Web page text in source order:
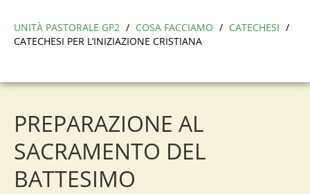
UNITÀ PASTORALE GP2 / COSA FACCIAMO / CATECHESI /
CATECHESI PER L’INIZIAZIONE CRISTIANA
PREPARAZIONE AL
SACRAMENTO DEL
BATTESIMO